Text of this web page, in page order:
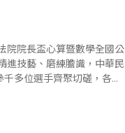
院院長盃心算暨數學全國公
多位選手齊聚切磋，各路